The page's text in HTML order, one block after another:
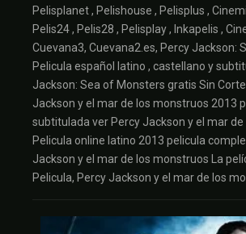
Pelisplanet , Pelishouse , Pelisplus ,
Pelis24 , Pelis28 , Pelisplay , Inkapelis ,
Cuevana3, Cuevana2.es, Percy Jackson:
Pelicula español latino , castellano y
Jackson: Sea of Monsters gratis Sin
Jackson y el mar de los monstruos 2013
subtitulada ver Percy Jackson y el mar
Pelicula online latino 2013 pelicula
Jackson y el mar de los monstruos La
Pelicula, Percy Jackson y el mar de los